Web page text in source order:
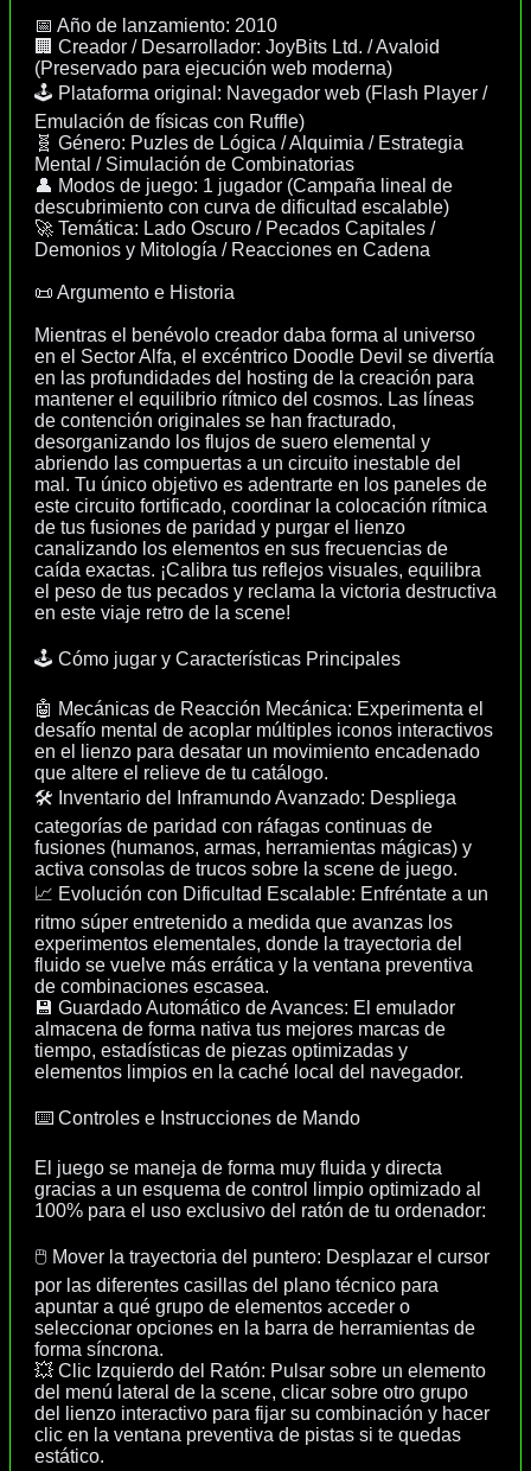
📅 Año de lanzamiento: 2010
🏢 Creador / Desarrollador: JoyBits Ltd. / Avaloid
(Preservado para ejecución web moderna)
🕹️ Plataforma original: Navegador web (Flash Player /
Emulación de físicas con Ruffle)
🧬 Género: Puzles de Lógica / Alquimia / Estrategia
Mental / Simulación de Combinatorias
👤 Modos de juego: 1 jugador (Campaña lineal de
descubrimiento con curva de dificultad escalable)
🚀 Temática: Lado Oscuro / Pecados Capitales /
Demonios y Mitología / Reacciones en Cadena
📜 Argumento e Historia
Mientras el benévolo creador daba forma al universo
en el Sector Alfa, el excéntrico Doodle Devil se divertía
en las profundidades del hosting de la creación para
mantener el equilibrio rítmico del cosmos. Las líneas
de contención originales se han fracturado,
desorganizando los flujos de suero elemental y
abriendo las compuertas a un circuito inestable del
mal. Tu único objetivo es adentrarte en los paneles de
este circuito fortificado, coordinar la colocación rítmica
de tus fusiones de paridad y purgar el lienzo
canalizando los elementos en sus frecuencias de
caída exactas. ¡Calibra tus reflejos visuales, equilibra
el peso de tus pecados y reclama la victoria destructiva
en este viaje retro de la scene!
🕹️ Cómo jugar y Características Principales
🤖 Mecánicas de Reacción Mecánica: Experimenta el
desafío mental de acoplar múltiples iconos interactivos
en el lienzo para desatar un movimiento encadenado
que altere el relieve de tu catálogo.
🛠️ Inventario del Inframundo Avanzado: Despliega
categorías de paridad con ráfagas continuas de
fusiones (humanos, armas, herramientas mágicas) y
activa consolas de trucos sobre la scene de juego.
📈 Evolución con Dificultad Escalable: Enfréntate a un
ritmo súper entretenido a medida que avanzas los
experimentos elementales, donde la trayectoria del
fluido se vuelve más errática y la ventana preventiva
de combinaciones escasea.
💾 Guardado Automático de Avances: El emulador
almacena de forma nativa tus mejores marcas de
tiempo, estadísticas de piezas optimizadas y
elementos limpios en la caché local del navegador.
⌨️ Controles e Instrucciones de Mando
El juego se maneja de forma muy fluida y directa
gracias a un esquema de control limpio optimizado al
100% para el uso exclusivo del ratón de tu ordenador:
🖱️ Mover la trayectoria del puntero: Desplazar el cursor
por las diferentes casillas del plano técnico para
apuntar a qué grupo de elementos acceder o
seleccionar opciones en la barra de herramientas de
forma síncrona.
💥 Clic Izquierdo del Ratón: Pulsar sobre un elemento
del menú lateral de la scene, clicar sobre otro grupo
del lienzo interactivo para fijar su combinación y hacer
clic en la ventana preventiva de pistas si te quedas
estático.